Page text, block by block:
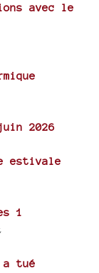
avec le
2026
estivale
1
a tué